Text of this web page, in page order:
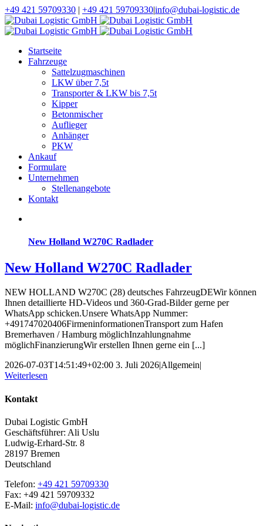
+49 421 59709330 | +49 421 59709330|info@dubai-logistic.de
Startseite
Fahrzeuge
Sattelzugmaschinen
LKW über 7,5t
Transporter & LKW bis 7,5t
Kipper
Betonmischer
Auflieger
Anhänger
PKW
Ankauf
Formulare
Unternehmen
Stellenangebote
Kontakt
New Holland W270C Radlader
New Holland W270C Radlader
NEW HOLLAND W270C (28) deutsches FahrzeugDEWir können
Ihnen detaillierte HD-Videos und 360-Grad-Bilder gerne per
WhatsApp schicken.Unsere WhatsApp Nummer:
+491747020406FirmeninformationenTransport zum Hafen
Bremerhaven / Hamburg möglichInzahlungnahme
möglichFinanzierungWir erstellen Ihnen gerne ein [...]
2026-07-03T14:51:49+02:00 3. Juli 2026|Allgemein|
Weiterlesen
Kontakt
Dubai Logistic GmbH
Geschäftsführer: Ali Uslu
Ludwig-Erhard-Str. 8
28197 Bremen
Deutschland
Telefon: +49 421 59709330
Fax: +49 421 59709332
E-Mail: info@dubai-logistic.de